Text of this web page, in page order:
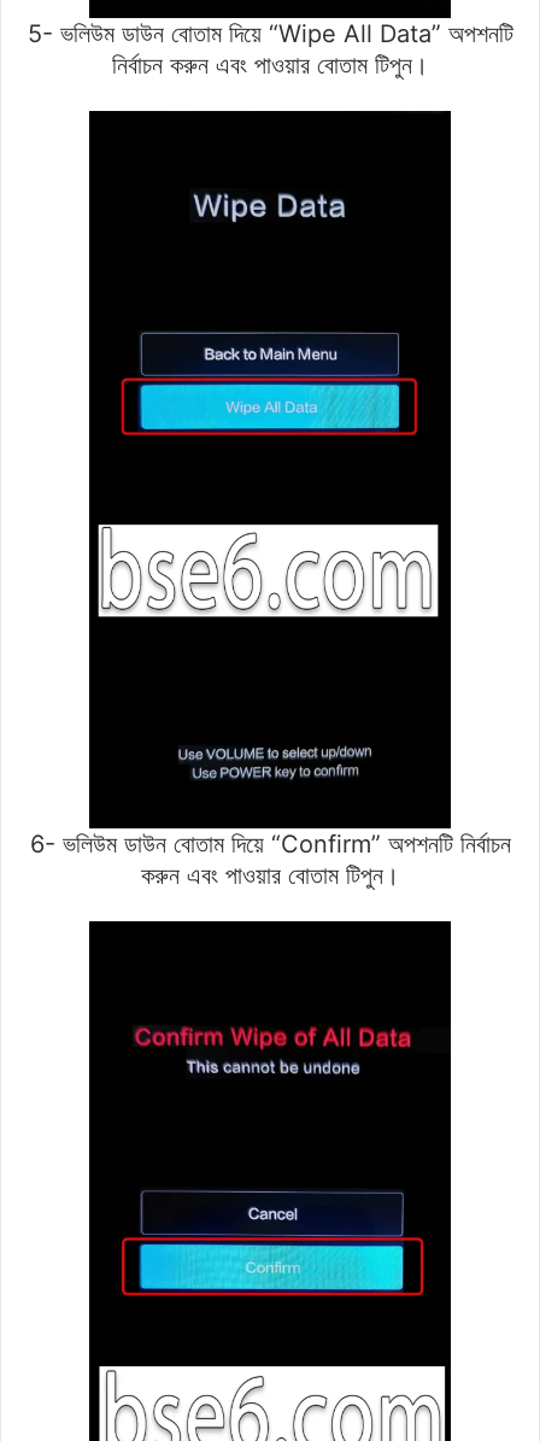
5- ভলিউম ডাউন বোতাম দিয়ে “Wipe All Data” অপশনটি
নির্বাচন করুন এবং পাওয়ার বোতাম টিপুন।
6- ভলিউম ডাউন বোতাম দিয়ে “Confirm” অপশনটি নির্বাচন
করুন এবং পাওয়ার বোতাম টিপুন।